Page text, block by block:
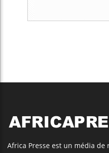
Africa Presse est un média